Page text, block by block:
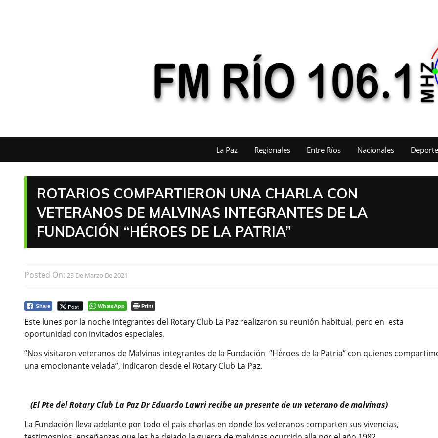
La Paz Regionales Entre Ríos Nacionales
ROTARIOS COMPARTIERON UNA CHARLA CON
VETERANOS DE MALVINAS INTEGRANTES DE LA
FUNDACIÓN “HÉROES DE LA PATRIA”
Posted On: 23 De Marzo De 2021
Share Post WhatsApp Print
Este lunes por la noche integrantes del Rotary Club La Paz realizaron su reunión habitual, pero en esta
oportunidad con invitados especiales.
“Nos visitaron veteranos de Malvinas integrantes de la Fundación “Héroes de la Patria” con quienes
una emocionante velada”, indicaron desde el Rotary Club La Paz.
(El Pte del Rotary Club La Paz Dr Eduardo Lawri recibe un presente de un veterano de malvinas)
La Fundación lleva adelante por todo el pais charlas en donde los veteranos comparten sus vivencias,